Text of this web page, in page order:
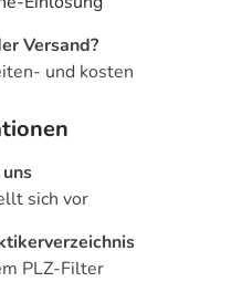
Versand?
und kosten
sich vor
PLZ-Filter